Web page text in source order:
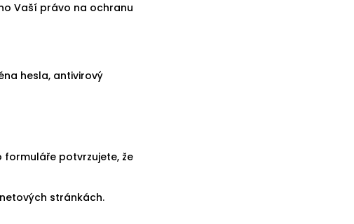
Vaší právo na ochranu
hesla, antivirový
potvrzujete, že
stránkách.